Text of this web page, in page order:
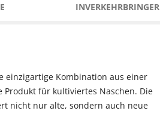
INVERKEHRBRINGER
einzigartige Kombination aus einer
für kultiviertes Naschen. Die
nicht nur alte, sondern auch neue